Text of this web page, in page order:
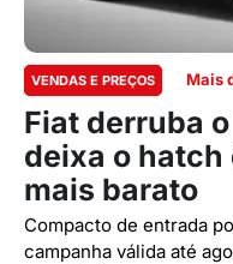
VENDAS E PREÇOS Mais
Fiat derruba
deixa o hatch
mais barato
Compacto de entrada
campanha válida até